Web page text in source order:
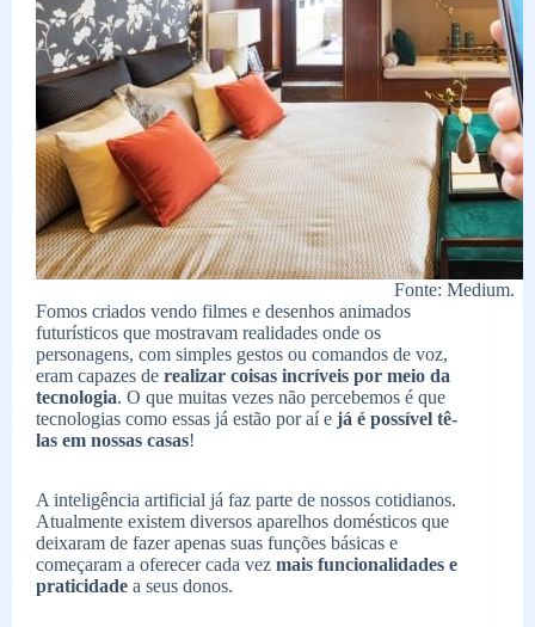
Fonte: Medium.
Fomos criados vendo filmes e desenhos animados
futurísticos que mostravam realidades onde os
personagens, com simples gestos ou comandos de voz,
eram capazes de realizar coisas incríveis por meio da
tecnologia. O que muitas vezes não percebemos é que
tecnologias como essas já estão por aí e já é possível tê-
las em nossas casas!
A inteligência artificial já faz parte de nossos cotidianos.
Atualmente existem diversos aparelhos domésticos que
deixaram de fazer apenas suas funções básicas e
começaram a oferecer cada vez mais funcionalidades e
praticidade a seus donos.